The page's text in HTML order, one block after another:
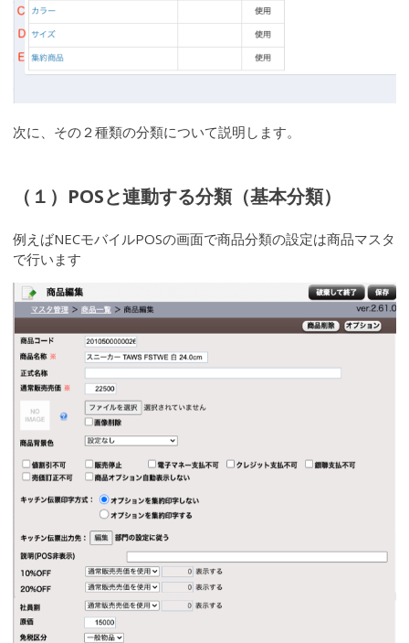
次に、その２種類の分類について説明します。
（１）POSと連動する分類（基本分類）
例えばNECモバイルPOSの画面で商品分類の設定は商品マスタ
で行います